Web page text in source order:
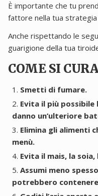
È importante che tu
fattore nella tua
Anche rispettando le
guarigione della tua
COME SI
Smetti di fumare.
Evita il più
danno un’ulteriore
Elimina gli alimenti
menù.
Evita il mais, la
Assumi meno
potrebbero